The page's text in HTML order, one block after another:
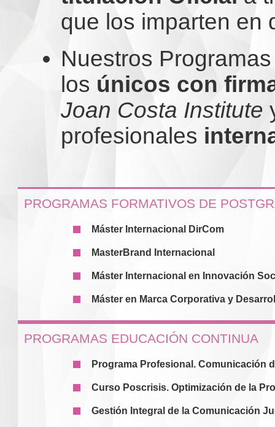
que los imparten en
Nuestros
los únicos con
Joan Costa Institute
profesionales
PROGRAMAS FORMATIVOS DE
Máster Internacional DirCom
MasterBrand Internacional
Máster Internacional en Innovación
Máster en Marca Corporativa y
PROGRAMAS EDUCACIÓN CONTINUA
Programa Profesional. Comunicación
Curso Poscrisis. Optimización de la
Gestión Integral de la Comunicación